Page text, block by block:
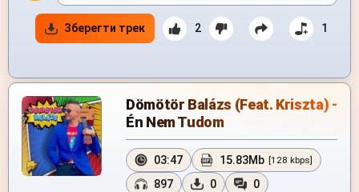
Зберегти трек 2 1
Dömötör Balázs (Feat. Kriszta) -
Én Nem Tudom
03:47 15.83Mb [128 kbps]
897 0
0